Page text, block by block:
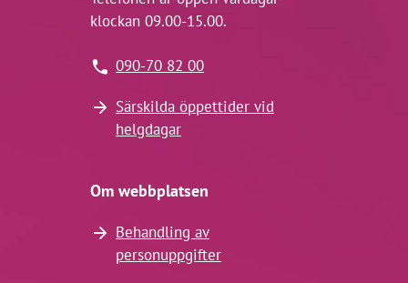
klockan 09.00-15.00.
090-70 82 00
Särskilda öppettider vid
helgdagar
Om webbplatsen
Behandling av
personuppgifter